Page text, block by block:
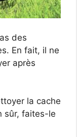
des
En fait, il ne
après
la cache
sûr, faites-le